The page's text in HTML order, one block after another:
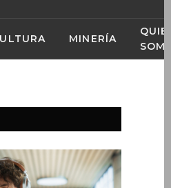
MINERÍA